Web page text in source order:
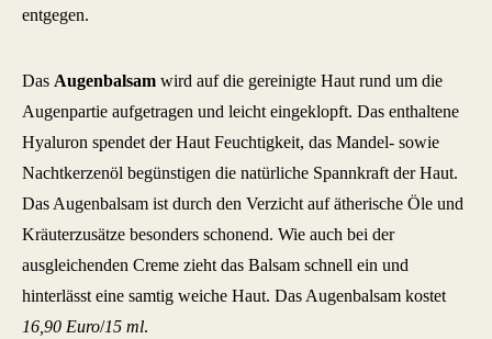
entgegen.
Das Augenbalsam wird auf die gereinigte Haut rund um die
Augenpartie aufgetragen und leicht eingeklopft. Das enthaltene
Hyaluron spendet der Haut Feuchtigkeit, das Mandel- sowie
Nachtkerzenöl begünstigen die natürliche Spannkraft der Haut.
Das Augenbalsam ist durch den Verzicht auf ätherische Öle und
Kräuterzusätze besonders schonend. Wie auch bei der
ausgleichenden Creme zieht das Balsam schnell ein und
hinterlässt eine samtig weiche Haut. Das Augenbalsam kostet
16,90 Euro/15 ml.